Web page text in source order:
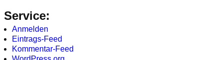
Service:
Anmelden
Eintrags-Feed
Kommentar-Feed